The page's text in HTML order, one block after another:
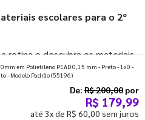
escolares para o 2º
rotina e descubra os materiais
começar o segundo
em Polietileno PEAD 0,15 mm - Preto - 1x0 -
- Modelo Padrão(55196)
De: R$ 200,00 por
R$ 179,99
até 3x de R$ 60,00 sem juros